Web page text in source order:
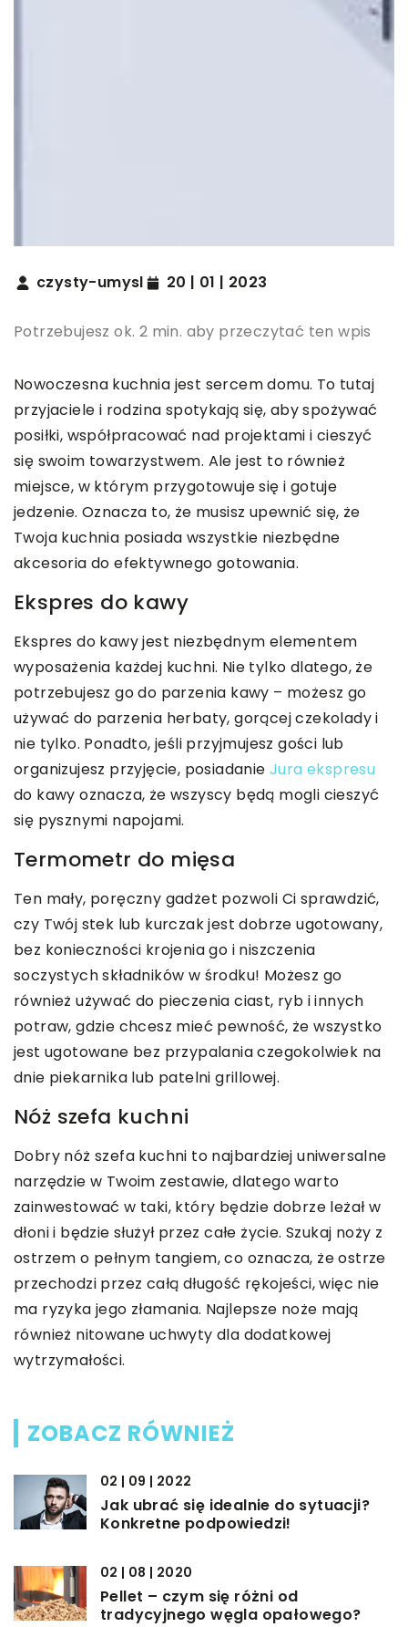
czysty-umysl 20 | 01 | 2023
Potrzebujesz ok. 2 min. aby przeczytać ten wpis
Nowoczesna kuchnia jest sercem domu. To tutaj
przyjaciele i rodzina spotykają się, aby spożywać
posiłki, współpracować nad projektami i cieszyć
się swoim towarzystwem. Ale jest to również
miejsce, w którym przygotowuje się i gotuje
jedzenie. Oznacza to, że musisz upewnić się, że
Twoja kuchnia posiada wszystkie niezbędne
akcesoria do efektywnego gotowania.
Ekspres do kawy
Ekspres do kawy jest niezbędnym elementem
wyposażenia każdej kuchni. Nie tylko dlatego, że
potrzebujesz go do parzenia kawy – możesz go
używać do parzenia herbaty, gorącej czekolady i
nie tylko. Ponadto, jeśli przyjmujesz gości lub
organizujesz przyjęcie, posiadanie Jura ekspresu
do kawy oznacza, że wszyscy będą mogli cieszyć
się pysznymi napojami.
Termometr do mięsa
Ten mały, poręczny gadżet pozwoli Ci sprawdzić,
czy Twój stek lub kurczak jest dobrze ugotowany,
bez konieczności krojenia go i niszczenia
soczystych składników w środku! Możesz go
również używać do pieczenia ciast, ryb i innych
potraw, gdzie chcesz mieć pewność, że wszystko
jest ugotowane bez przypalania czegokolwiek na
dnie piekarnika lub patelni grillowej.
Nóż szefa kuchni
Dobry nóż szefa kuchni to najbardziej uniwersalne
narzędzie w Twoim zestawie, dlatego warto
zainwestować w taki, który będzie dobrze leżał w
dłoni i będzie służył przez całe życie. Szukaj noży z
ostrzem o pełnym tangiem, co oznacza, że ostrze
przechodzi przez całą długość rękojeści, więc nie
ma ryzyka jego złamania. Najlepsze noże mają
również nitowane uchwyty dla dodatkowej
wytrzymałości.
ZOBACZ RÓWNIEŻ
02 | 09 | 2022
Jak ubrać się idealnie do sytuacji?
Konkretne podpowiedzi!
02 | 08 | 2020
Pellet – czym się różni od
tradycyjnego węgla opałowego?